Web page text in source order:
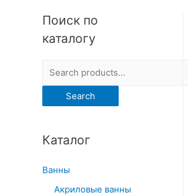
Поиск по
каталогу
e
a
c
f
Search
Каталог
Ванны
Акриловые ванны